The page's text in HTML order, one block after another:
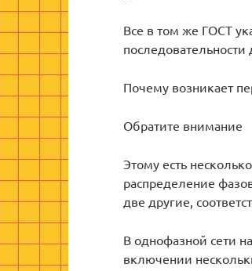
Все в том же ГОСТ
последовательности
Почему возникает
Обратите внимание
Этому есть
распределение
две другие,
В однофазной сети
включении